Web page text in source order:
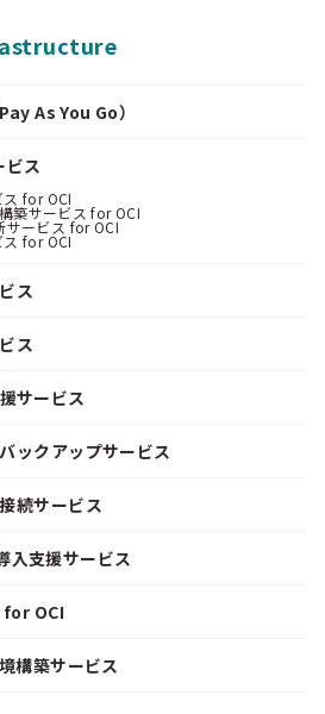
As You Go）
ビス
for OCI
築サービス for OCI
サービス for OCI
for OCI
ス
ス
サービス
ックアップサービス
続サービス
入支援サービス
for OCI
構築サービス